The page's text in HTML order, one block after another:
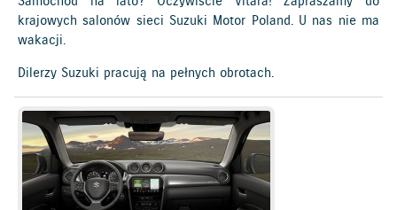
krajowych salonów sieci Suzuki Motor Poland. U nas nie ma
wakacji.
Dilerzy Suzuki pracują na pełnych obrotach.